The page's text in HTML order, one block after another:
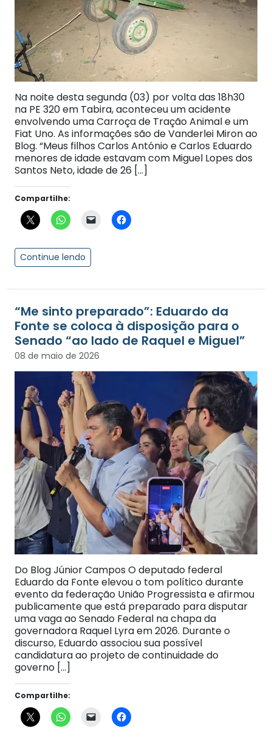
Na noite desta segunda (03) por volta das 18h30
na PE 320 em Tabira, aconteceu um acidente
envolvendo uma Carroça de Tração Animal e um
Fiat Uno. As informações são de Vanderlei Miron ao
Blog. “Meus filhos Carlos António e Carlos Eduardo
menores de idade estavam com Miguel Lopes dos
Santos Neto, idade de 26 […]
Compartilhe:
Continue lendo
“Me sinto preparado”: Eduardo da
Fonte se coloca à disposição para o
Senado “ao lado de Raquel e Miguel”
08 de maio de 2026
Do Blog Júnior Campos O deputado federal
Eduardo da Fonte elevou o tom político durante
evento da federação União Progressista e afirmou
publicamente que está preparado para disputar
uma vaga ao Senado Federal na chapa da
governadora Raquel Lyra em 2026. Durante o
discurso, Eduardo associou sua possível
candidatura ao projeto de continuidade do
governo […]
Compartilhe: